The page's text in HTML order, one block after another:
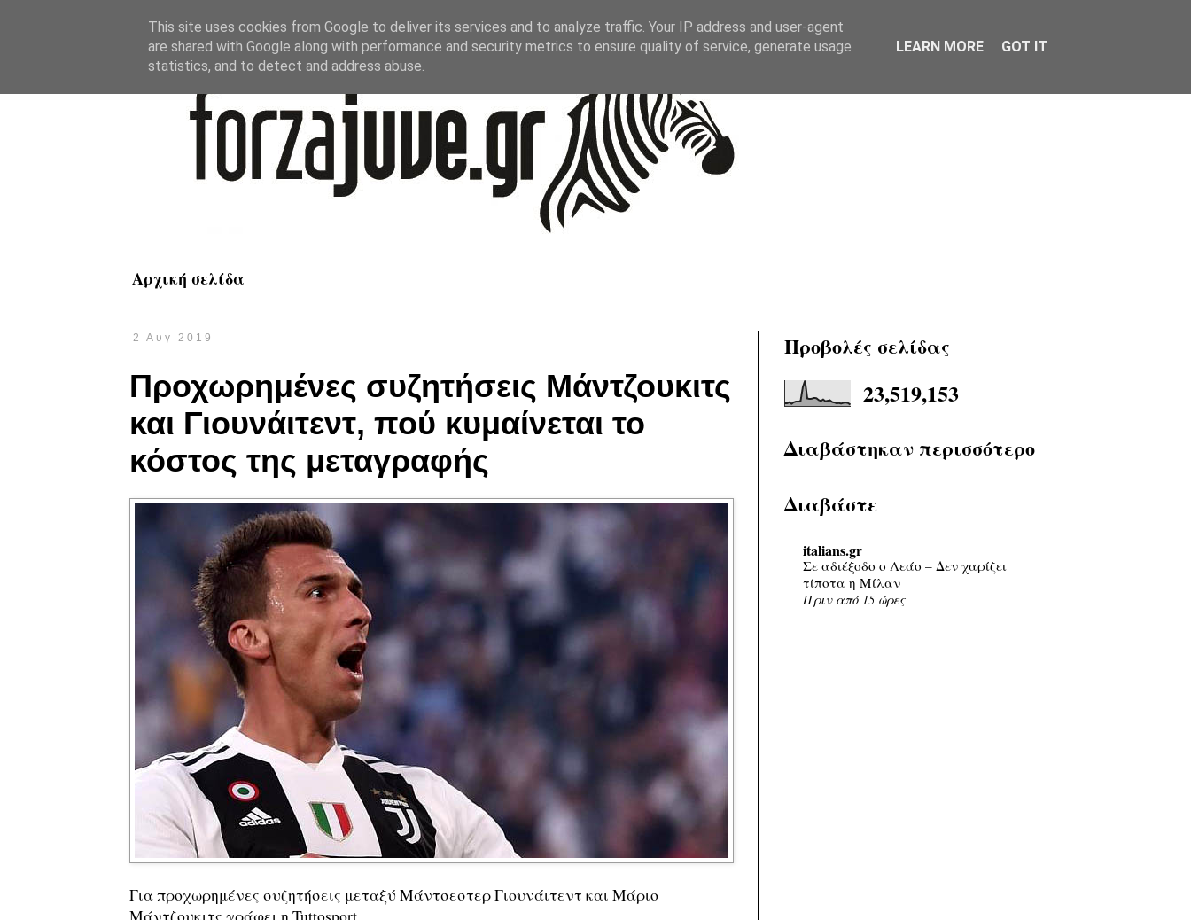
Αρχική σελίδα
2 Αυγ 2019
Προχωρημένες συζητήσεις Μάντζουκιτς
και Γιουνάιτεντ, πού κυμαίνεται το
κόστος της μεταγραφής
Για προχωρημένες συζητήσεις μεταξύ Μάντσεστερ Γιουνάιτεντ και Μάριο
Μάντζουκιτς γράφει η Tuttosport.
Προβολές σελίδας
23,519,153
Διαβάστηκαν περισσότερο
Διαβάστε
italians.gr
Σε αδιέξοδο ο Λεάο – Δεν χαρίζει
τίποτα η Μίλαν
Πριν από 15 ώρες
This site uses cookies from Google to deliver its services and to analyze traffic. Your IP address and user-agent
are shared with Google along with performance and security metrics to ensure quality of service, generate usage
statistics, and to detect and address abuse.
LEARN MORE GOT IT